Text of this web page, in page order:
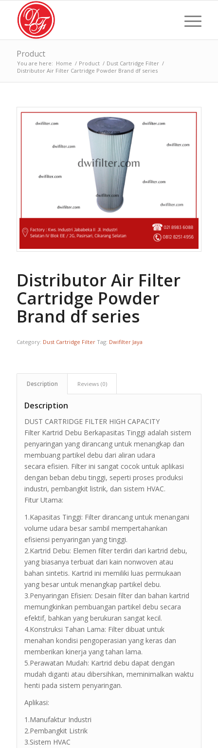
Product
You are here: Home / Product / Dust Cartridge Filter /
Distributor Air Filter Cartridge Powder Brand df series
Distributor Air Filter
Cartridge Powder
Brand df series
Category: Dust Cartridge Filter Tag: Dwifilter Jaya
Description Reviews (0)
Description
DUST CARTRIDGE FILTER HIGH CAPACITY
Filter Kartrid Debu Berkapasitas Tinggi adalah sistem
penyaringan yang dirancang untuk menangkap dan
membuang partikel debu dari aliran udara
secara efisien. Filter ini sangat cocok untuk aplikasi
dengan beban debu tinggi, seperti proses produksi
industri, pembangkit listrik, dan sistem HVAC.
Fitur Utama:
1.Kapasitas Tinggi: Filter dirancang untuk menangani
volume udara besar sambil mempertahankan
efisiensi penyaringan yang tinggi.
2.Kartrid Debu: Elemen filter terdiri dari kartrid debu,
yang biasanya terbuat dari kain nonwoven atau
bahan sintetis. Kartrid ini memiliki luas permukaan
yang besar untuk menangkap partikel debu.
3.Penyaringan Efisien: Desain filter dan bahan kartrid
memungkinkan pembuangan partikel debu secara
efektif, bahkan yang berukuran sangat kecil.
4.Konstruksi Tahan Lama: Filter dibuat untuk
menahan kondisi pengoperasian yang keras dan
memberikan kinerja yang tahan lama.
5.Perawatan Mudah: Kartrid debu dapat dengan
mudah diganti atau dibersihkan, meminimalkan waktu
henti pada sistem penyaringan.
Aplikasi:
1.Manufaktur Industri
2.Pembangkit Listrik
3.Sistem HVAC